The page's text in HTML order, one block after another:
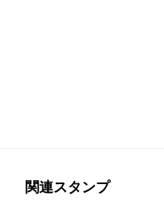
関連スタンプ